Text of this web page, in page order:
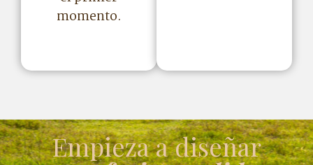
momento.
Empieza a diseñar